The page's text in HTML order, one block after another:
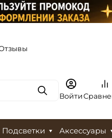
ПоискВойти
Подсветки Аксессуары